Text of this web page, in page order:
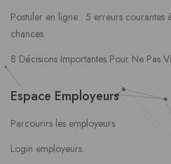
Postuler en ligne : 5 erreurs courantes
chances
8 Décisions Importantes Pour Ne Pas
Espace Employeurs
Parcourirs les employeurs
Login employeurs